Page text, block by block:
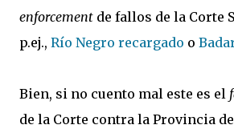
enforcement de fallos de la Corte
p.ej., Río Negro recargado o
Bien, si no cuento mal este es el
de la Corte contra la Provincia